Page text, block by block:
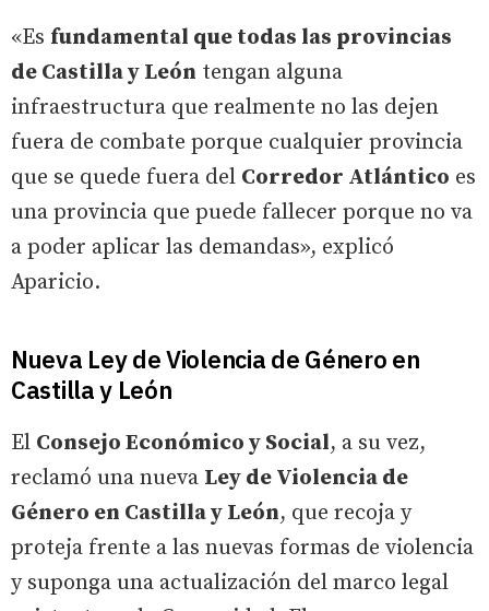
«Es fundamental que todas las provincias
de Castilla y León tengan alguna
infraestructura que realmente no las dejen
fuera de combate porque cualquier provincia
que se quede fuera del Corredor Atlántico es
una provincia que puede fallecer porque no va
a poder aplicar las demandas», explicó
Aparicio.
Nueva Ley de Violencia de Género en
Castilla y León
El Consejo Económico y Social, a su vez,
reclamó una nueva Ley de Violencia de
Género en Castilla y León, que recoja y
proteja frente a las nuevas formas de violencia
y suponga una actualización del marco legal